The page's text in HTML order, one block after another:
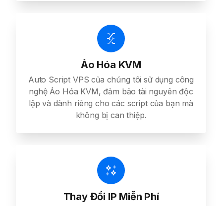
Ảo Hóa KVM
Auto Script VPS của chúng tôi sử dụng công
nghệ Ảo Hóa KVM, đảm bảo tài nguyên độc
lập và dành riêng cho các script của bạn mà
không bị can thiệp.
Thay Đổi IP Miễn Phí